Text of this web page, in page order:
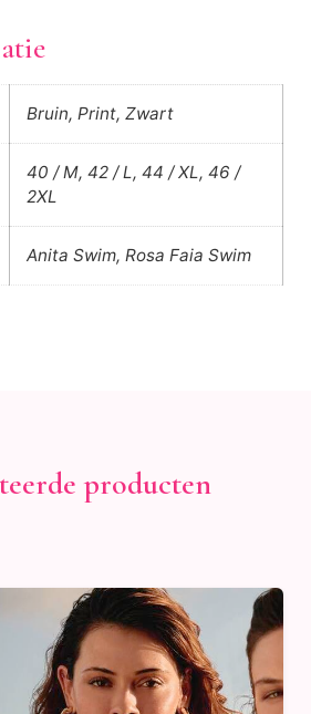
Bruin, Print, Zwart
40 / M, 42 / L, 44 / XL, 46 /
2XL
Anita Swim, Rosa Faia Swim
producten